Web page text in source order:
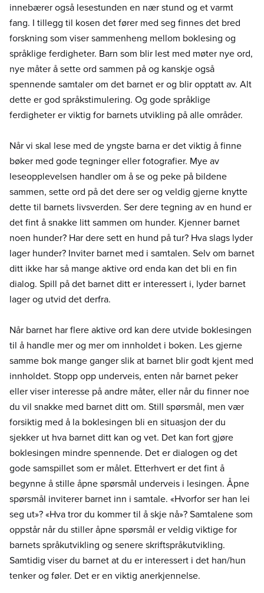
innebærer også lesestunden en nær stund og et varmt
fang. I tillegg til kosen det fører med seg finnes det bred
forskning som viser sammenheng mellom boklesing og
språklige ferdigheter. Barn som blir lest med møter nye ord,
nye måter å sette ord sammen på og kanskje også
spennende samtaler om det barnet er og blir opptatt av. Alt
dette er god språkstimulering. Og gode språklige
ferdigheter er viktig for barnets utvikling på alle områder.
Når vi skal lese med de yngste barna er det viktig å finne
bøker med gode tegninger eller fotografier. Mye av
leseopplevelsen handler om å se og peke på bildene
sammen, sette ord på det dere ser og veldig gjerne knytte
dette til barnets livsverden. Ser dere tegning av en hund er
det fint å snakke litt sammen om hunder. Kjenner barnet
noen hunder? Har dere sett en hund på tur? Hva slags lyder
lager hunder? Inviter barnet med i samtalen. Selv om barnet
ditt ikke har så mange aktive ord enda kan det bli en fin
dialog. Spill på det barnet ditt er interessert i, lyder barnet
lager og utvid det derfra.
Når barnet har flere aktive ord kan dere utvide boklesingen
til å handle mer og mer om innholdet i boken. Les gjerne
samme bok mange ganger slik at barnet blir godt kjent med
innholdet. Stopp opp underveis, enten når barnet peker
eller viser interesse på andre måter, eller når du finner noe
du vil snakke med barnet ditt om. Still spørsmål, men vær
forsiktig med å la boklesingen bli en situasjon der du
sjekker ut hva barnet ditt kan og vet. Det kan fort gjøre
boklesingen mindre spennende. Det er dialogen og det
gode samspillet som er målet. Etterhvert er det fint å
begynne å stille åpne spørsmål underveis i lesingen. Åpne
spørsmål inviterer barnet inn i samtale. «Hvorfor ser han lei
seg ut»? «Hva tror du kommer til å skje nå»? Samtalene som
oppstår når du stiller åpne spørsmål er veldig viktige for
barnets språkutvikling og senere skriftspråkutvikling.
Samtidig viser du barnet at du er interessert i det han/hun
tenker og føler. Det er en viktig anerkjennelse.